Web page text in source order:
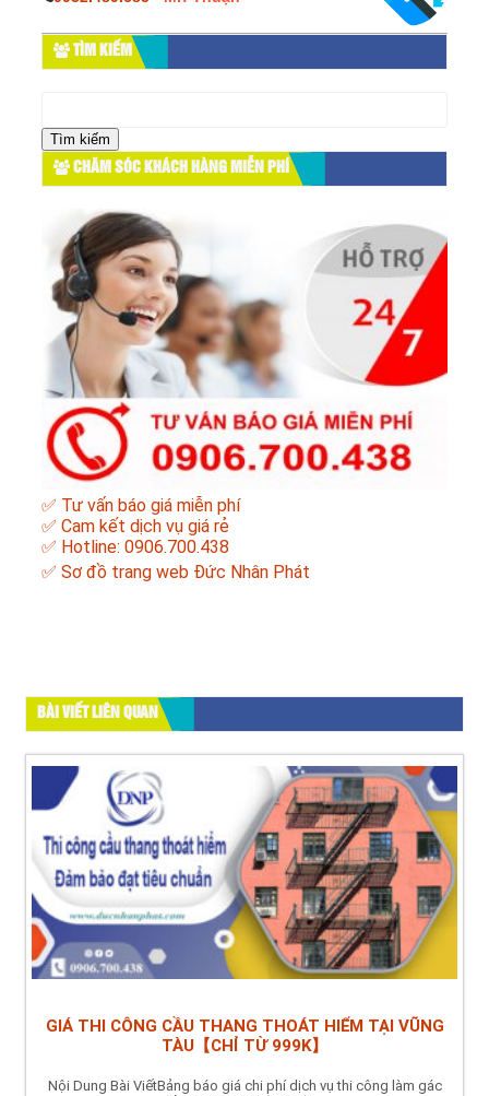
TÌM KIẾM
cho:
CHĂM SÓC KHÁCH HÀNG MIỄN PHÍ
✅ Tư vấn báo giá miễn phí
✅ Cam kết dịch vụ giá rẻ
✅ Hotline: 0906.700.438
✅ Sơ đồ trang web Đức Nhân Phát
BÀI VIẾT LIÊN QUAN
GIÁ THI CÔNG CẦU THANG THOÁT HIỂM TẠI VŨNG
TÀU【CHỈ TỪ 999K】
Nội Dung Bài ViếtBảng báo giá chi phí dịch vụ thi công làm gác